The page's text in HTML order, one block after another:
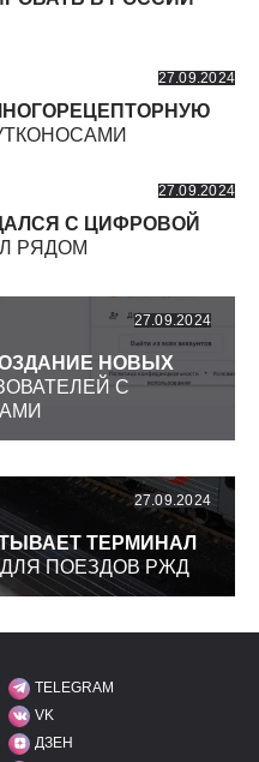
27.09.2024
27.09.2024
С ЦИФРОВОЙ
РЯДОМ
27.09.2024
НОВЫХ
С
27.09.2024
ТЕРМИНАЛ
ДЛЯ ПОЕЗДОВ РЖД
МЫ В СОЦИАЛЬНЫХ
TELEGRAM
VK
ДЗЕН